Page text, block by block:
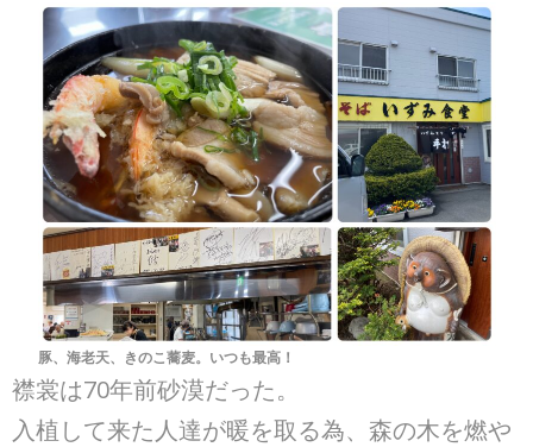
豚、海老天、きのこ蕎麦。いつも最高！
襟裳は70年前砂漠だった。
入植して来た人達が暖を取る為、森の木を燃や